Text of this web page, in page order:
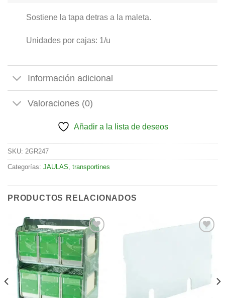
Sostiene la tapa detras a la maleta.
Unidades por cajas: 1/u
Información adicional
Valoraciones (0)
Añadir a la lista de deseos
SKU: 2GR247
Categorías: JAULAS transportines
PRODUCTOS RELACIONADOS
Añadir
a la
lista de
deseos
deseos